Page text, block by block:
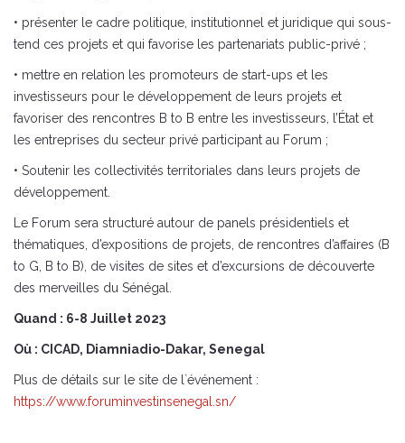
• présenter le cadre politique, institutionnel et juridique qui sous-
tend ces projets et qui favorise les partenariats public-privé ;
• mettre en relation les promoteurs de start-ups et les
investisseurs pour le développement de leurs projets et
favoriser des rencontres B to B entre les investisseurs, l’État et
les entreprises du secteur privé participant au Forum ;
• Soutenir les collectivités territoriales dans leurs projets de
développement.
Le Forum sera structuré autour de panels présidentiels et
thématiques, d’expositions de projets, de rencontres d’affaires (B
to G, B to B), de visites de sites et d’excursions de découverte
des merveilles du Sénégal.
Quand : 6-8 Juillet 2023
Où : CICAD, Diamniadio-Dakar, Senegal
Plus de détails sur le site de l`événement :
https://www.foruminvestinsenegal.sn/